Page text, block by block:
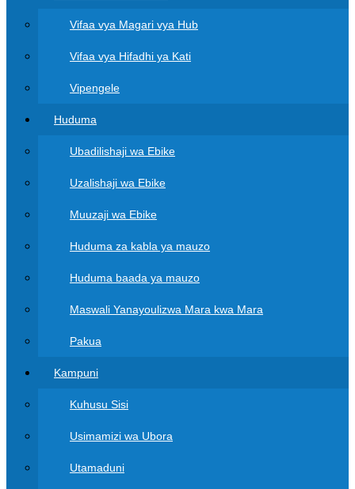
Vifaa vya Magari vya Hub
Vifaa vya Hifadhi ya Kati
Vipengele
Huduma
Ubadilishaji wa Ebike
Uzalishaji wa Ebike
Muuzaji wa Ebike
Huduma za kabla ya mauzo
Huduma baada ya mauzo
Maswali Yanayoulizwa Mara kwa Mara
Pakua
Kampuni
Kuhusu Sisi
Usimamizi wa Ubora
Utamaduni